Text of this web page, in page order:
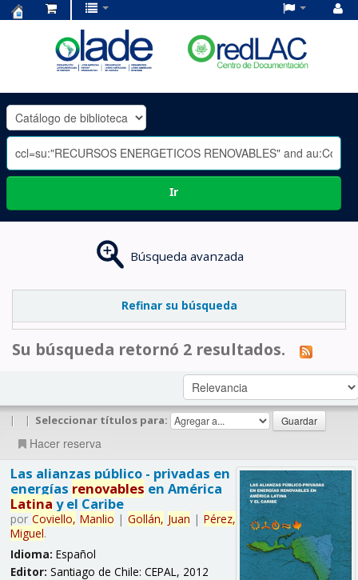
OLADE
-
Ir
Búsqueda avanzada
Refinar su búsqueda
Su búsqueda retornó 2 resultados.
| | Seleccionar títulos para:
Hacer reserva
Las alianzas público - privadas en
energías renovables en América
Latina y el Caribe
por Coviello, Manlio | Gollán, Juan | Pérez,
Miguel.
Idioma: Español
Editor: Santiago de Chile: CEPAL, 2012